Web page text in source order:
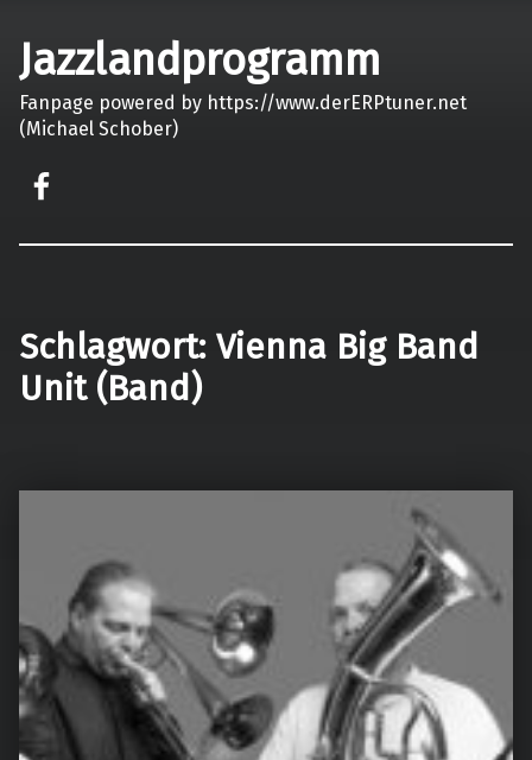
Jazzlandprogramm
Fanpage powered by https://www.derERPtuner.net
(Michael Schober)
Schlagwort: Vienna Big Band
Unit (Band)